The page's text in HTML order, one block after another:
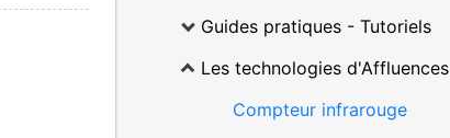
Guides pratiques - Tutoriels
Les technologies d'Affluences
Compteur infrarouge